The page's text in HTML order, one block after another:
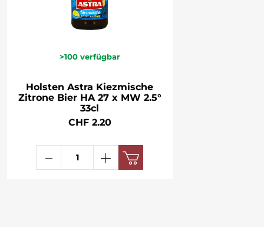
>100 verfügbar
Holsten Astra Kiezmische
Zitrone Bier HA 27 x MW 2.5°
33cl
CHF 2.20